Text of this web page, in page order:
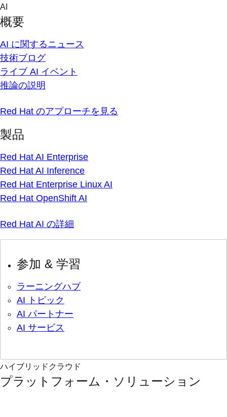
Skip
content
AI
概要
AI に関するニュース
技術ブログ
ライブ AI イベント
推論の説明
Red Hat のアプローチを見る
製品
Red Hat AI Enterprise
Red Hat AI Inference
Red Hat Enterprise Linux AI
Red Hat OpenShift AI
Red Hat AI の詳細
参加 & 学習
ラーニングハブ
AI トピック
AI パートナー
AI サービス
ハイブリッドクラウド
プラットフォーム・ソリューション